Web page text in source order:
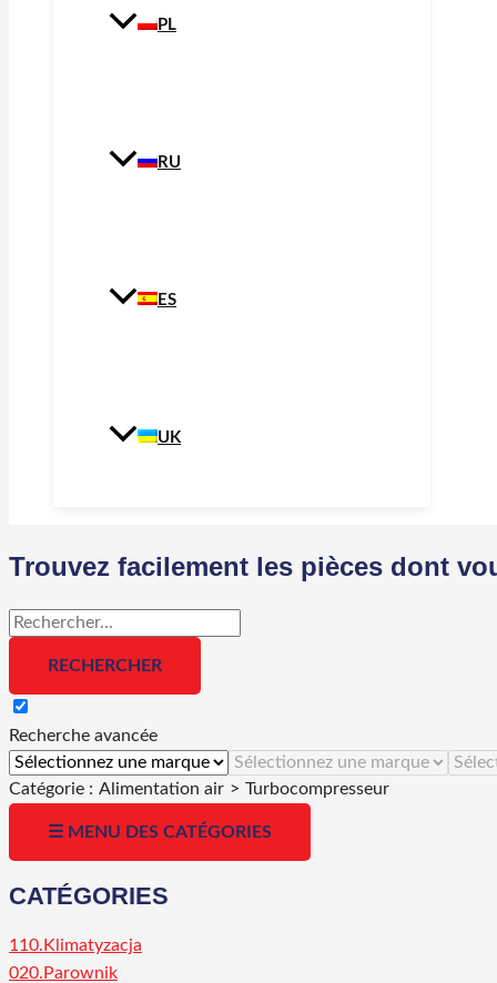
PL
RU
ES
UK
Trouvez facilement les pièces dont
Recherche avancée
Catégorie : Alimentation air > Turbocompresseur
☰ MENU DES CATÉGORIES
CATÉGORIES
110.Klimatyzacja
020.Parownik